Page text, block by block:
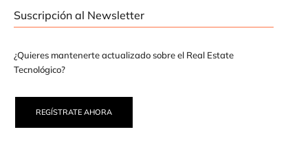
Suscripción al Newsletter
¿Quieres mantenerte actualizado sobre el Real Estate
Tecnológico?
REGÍSTRATE AHORA